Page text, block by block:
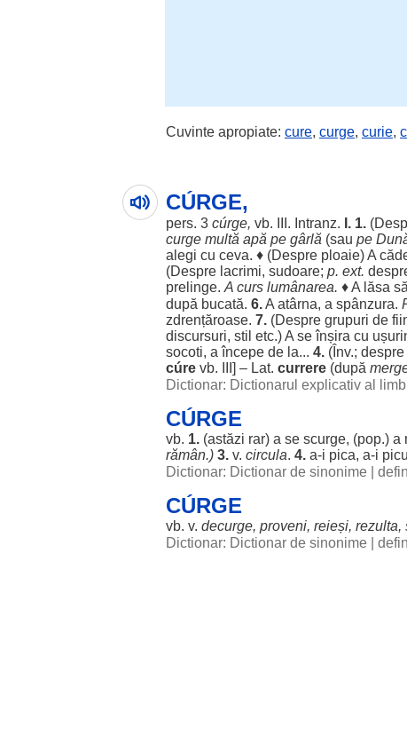
Cuvinte apropiate: cure, curge, curie,
CÚRGE,
pers. 3 cúrge, vb. III. Intranz. I. 1. (
curge multă apă pe gârlă (sau pe
alegi cu ceva. ♦ (Despre ploaie) A
(Despre lacrimi, sudoare; p. ext.
prelinge. A curs lumânarea. ♦ A lăsa
după bucată. 6.A atârna, a spânzura.
zdrențăroase. 7. (Despre grupuri de
discursuri, stil etc.) A seînșira cu
socoti, aîncepe de la... 4. (Înv.; despre
cúre vb. III] – Lat. currere (după
Dictionar: Dictionarul explicativ al
CÚRGE
vb. 1. (astăzi rar) a se scurge, (pop.) a
rămân.) 3. v. circula. 4. a-i pica, a-i
Dictionar: Dictionar de sinonime
CÚRGE
vb. v. decurge, proveni, reieși, rezulta,
Dictionar: Dictionar de sinonime